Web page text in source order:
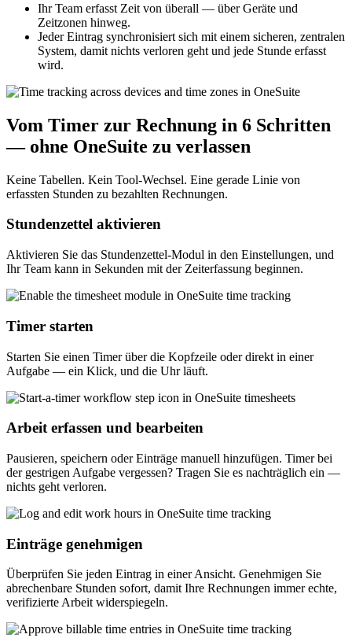
Ihr Team erfasst Zeit von überall — über Geräte und
Zeitzonen hinweg.
Jeder Eintrag synchronisiert sich mit einem sicheren, zentralen
System, damit nichts verloren geht und jede Stunde erfasst
wird.
Vom Timer zur Rechnung in 6 Schritten
— ohne OneSuite zu verlassen
Keine Tabellen. Kein Tool-Wechsel. Eine gerade Linie von
erfassten Stunden zu bezahlten Rechnungen.
Stundenzettel aktivieren
Aktivieren Sie das Stundenzettel-Modul in den Einstellungen, und
Ihr Team kann in Sekunden mit der Zeiterfassung beginnen.
Timer starten
Starten Sie einen Timer über die Kopfzeile oder direkt in einer
Aufgabe — ein Klick, und die Uhr läuft.
Arbeit erfassen und bearbeiten
Pausieren, speichern oder Einträge manuell hinzufügen. Timer bei
der gestrigen Aufgabe vergessen? Tragen Sie es nachträglich ein —
nichts geht verloren.
Einträge genehmigen
Überprüfen Sie jeden Eintrag in einer Ansicht. Genehmigen Sie
abrechenbare Stunden sofort, damit Ihre Rechnungen immer echte,
verifizierte Arbeit widerspiegeln.